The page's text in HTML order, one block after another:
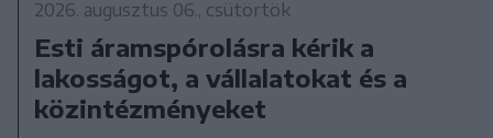
2026. augusztus 06., csütörtök
Esti áramspórolásra kérik a
lakosságot, a vállalatokat és a
közintézményeket